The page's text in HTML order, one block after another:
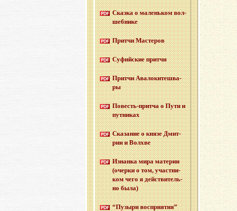
Сказ­ка о ма­лень­ком вол­
шеб­ни­ке
Прит­чи Ма­сте­ров
Су­фий­ские прит­чи
Прит­чи Ава­ло­ки­те­шва­
ры
По­весть-прит­ча о Пути и
пут­ни­ках
Ска­за­ние о князе Дмит­
рии и Волх­ве
Из­нан­ка мира ма­те­рии
(очер­ки о том, участ­ни­
ком чего я дей­стви­тель­
но была)
“Пу­зы­ри вос­при­я­тия”